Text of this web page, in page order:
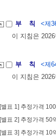
부 칙
<제
이 지침은
부 칙
<제
이 지침은
[별표 1] 추정가격
[별표 2] 추정가격 50
[별표 3] 추정가격 10